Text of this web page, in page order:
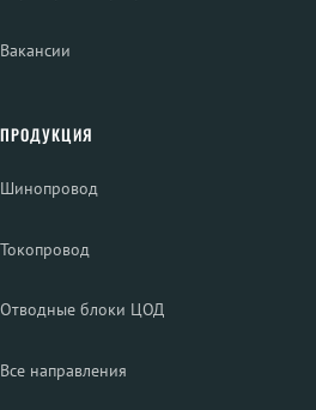
Вакансии
ПРОДУКЦИЯ
Шинопровод
Токопровод
Отводные блоки ЦОД
Все направления